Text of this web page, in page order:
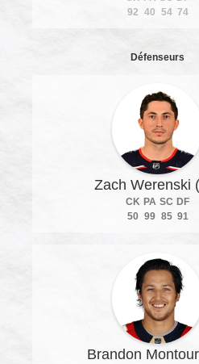
92 40 54 74
Défenseurs
Zach Werenski
CK PA SC DF
50 99 85 91
Brandon